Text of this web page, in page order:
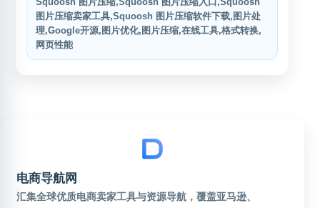
图片压缩卖家工具,Squoosh 图片压缩软件下载,图片处
理,Google开源,图片优化,图片压缩,在线工具,格式转换,
网页性能
电商导航网
汇集全球优质电商卖家工具与资源导航，覆盖亚马逊、